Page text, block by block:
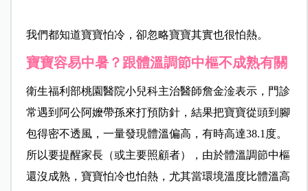
我們都知道寶寶怕冷，卻忽略寶寶其實也很怕熱。
寶寶容易中暑？跟體溫調節中樞不成熟有關
衛生福利部桃園醫院小兒科主治醫師詹金淦表示，門診
常遇到阿公阿嬤帶孫來打預防針，結果把寶寶從頭到腳
包得密不透風，一量發現體溫偏高，有時高達38.1度。
所以要提醒家長（或主要照顧者），由於體溫調節中樞
還沒成熟，寶寶怕冷也怕熱，尤其當環境溫度比體溫高